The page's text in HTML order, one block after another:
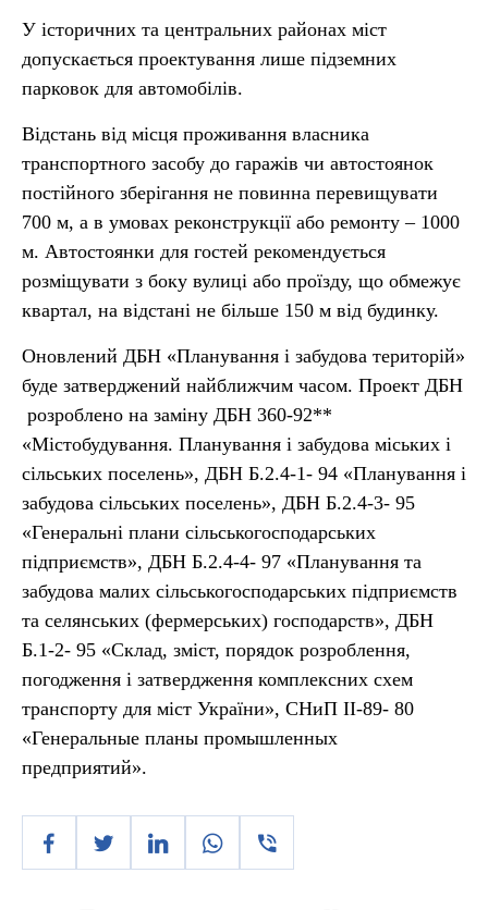
У історичних та центральних районах міст
допускається проектування лише підземних
парковок для автомобілів.
Відстань від місця проживання власника
транспортного засобу до гаражів чи автостоянок
постійного зберігання не повинна перевищувати
700 м, а в умовах реконструкції або ремонту – 1000
м. Автостоянки для гостей рекомендується
розміщувати з боку вулиці або проїзду, що обмежує
квартал, на відстані не більше 150 м від будинку.
Оновлений ДБН «Планування і забудова територій»
буде затверджений найближчим часом. Проект ДБН
розроблено на заміну ДБН 360-92**
«Містобудування. Планування і забудова міських і
сільських поселень», ДБН Б.2.4-1- 94 «Планування і
забудова сільських поселень», ДБН Б.2.4-3- 95
«Генеральні плани сільськогосподарських
підприємств», ДБН Б.2.4-4- 97 «Планування та
забудова малих сільськогосподарських підприємств
та селянських (фермерських) господарств», ДБН
Б.1-2- 95 «Склад, зміст, порядок розроблення,
погодження і затвердження комплексних схем
транспорту для міст України», СНиП ІІ-89- 80
«Генеральные планы промышленных
предприятий».